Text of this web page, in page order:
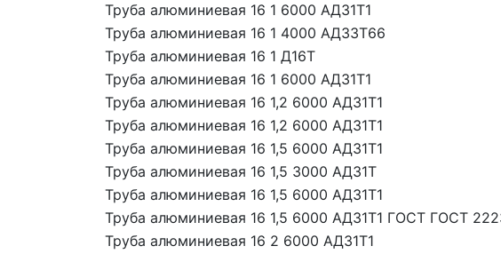
Труба алюминиевая 16 1 6000 АД31Т1
Труба алюминиевая 16 1 4000 АД33Т66
Труба алюминиевая 16 1 Д16Т
Труба алюминиевая 16 1 6000 АД31Т1
Труба алюминиевая 16 1,2 6000 АД31Т1
Труба алюминиевая 16 1,2 6000 АД31Т1
Труба алюминиевая 16 1,5 6000 АД31Т1
Труба алюминиевая 16 1,5 3000 АД31Т
Труба алюминиевая 16 1,5 6000 АД31Т1
Труба алюминиевая 16 1,5 6000 АД31Т1 ГОСТ ГОСТ
Труба алюминиевая 16 2 6000 АД31Т1